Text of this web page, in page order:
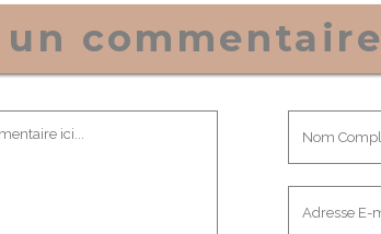
un commentaire